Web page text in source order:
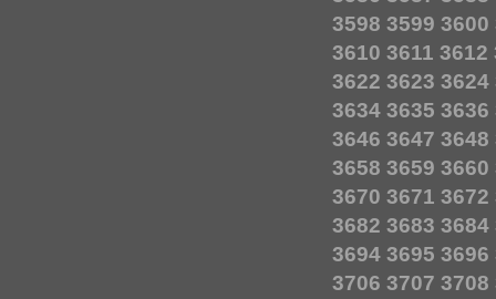
3598 3599 3600
3610 3611 3612
3622 3623 3624
3634 3635 3636
3646 3647 3648
3658 3659 3660
3670 3671 3672
3682 3683 3684
3694 3695 3696
3706 3707 3708